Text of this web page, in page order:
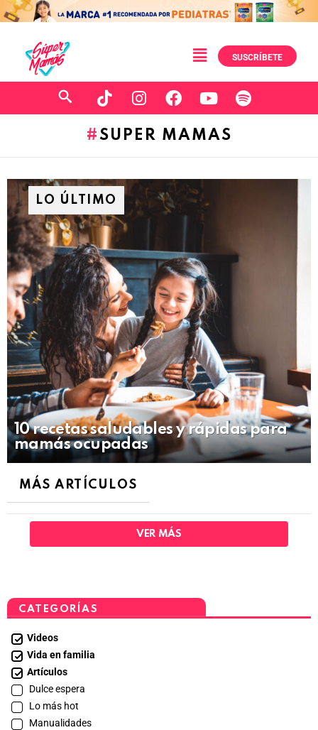
SUSCRÍBETE
SUPER MAMAS
LO ÚLTIMO
10 recetas saludables y rápidas para
mamás ocupadas
MÁS ARTÍCULOS
VER MÁS
CATEGORÍAS
Videos
Vida en familia
Artículos
Dulce espera
Lo más hot
Manualidades